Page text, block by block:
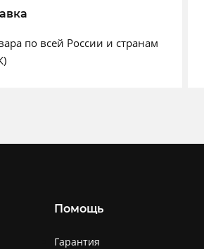
по всей России и странам
Помощь
Гарантия